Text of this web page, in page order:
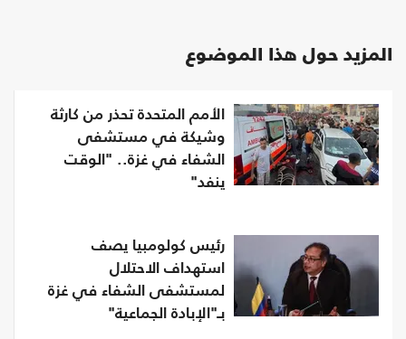
المزيد حول هذا الموضوع
الأمم المتحدة تحذر من كارثة
وشيكة في مستشفى
الشفاء في غزة.. "الوقت
ينفد"
رئيس كولومبيا يصف
استهداف الاحتلال
لمستشفى الشفاء في غزة
بـ"الإبادة الجماعية"